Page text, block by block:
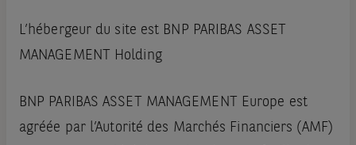
L’hébergeur du site est BNP PARIBAS ASSET
MANAGEMENT Holding
BNP PARIBAS ASSET MANAGEMENT Europe est
agréée par l’Autorité des Marchés Financiers (AMF)